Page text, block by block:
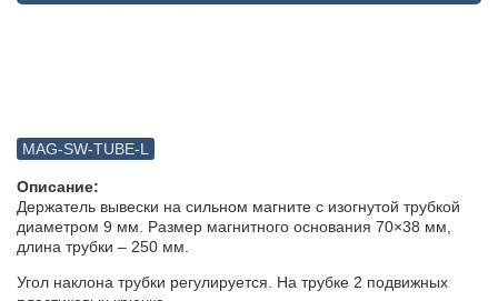
MAG-SW-TUBE-L
Описание:
Держатель вывески на сильном магните с изогнутой трубкой
диаметром 9 мм. Размер магнитного основания 70×38 мм,
длина трубки – 250 мм.
Угол наклона трубки регулируется. На трубке 2 подвижных